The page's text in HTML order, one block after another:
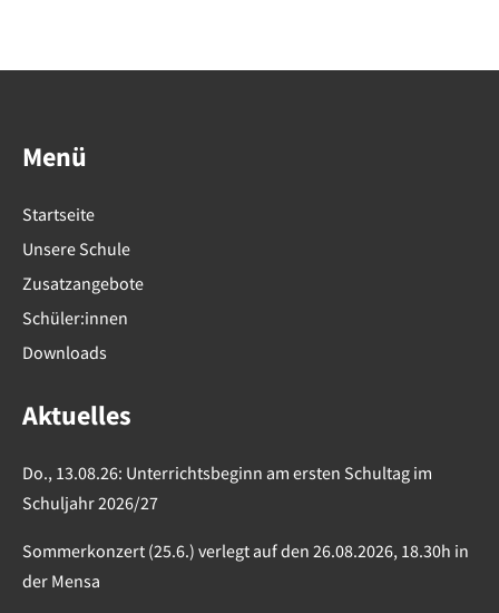
Menü
Startseite
Unsere Schule
Zusatzangebote
Schüler:innen
Downloads
Aktuelles
Do., 13.08.26: Unterrichtsbeginn am ersten Schultag im
Schuljahr 2026/27
Sommerkonzert (25.6.) verlegt auf den 26.08.2026, 18.30h in
der Mensa